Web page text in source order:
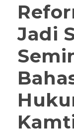
Jadi